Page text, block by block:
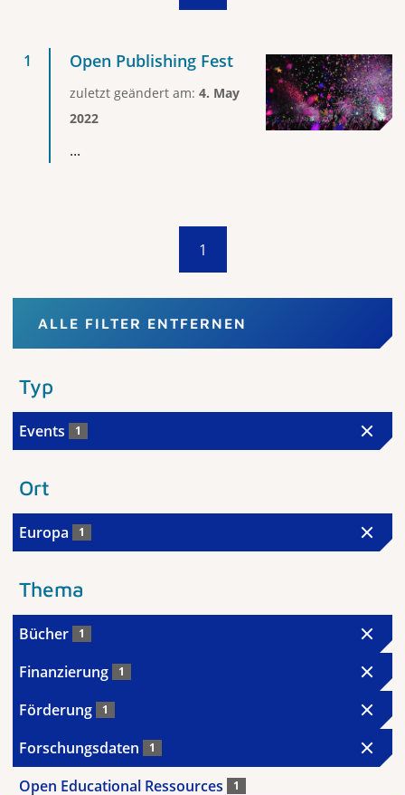
Open Publishing Fest
zuletzt geändert am: 4. May
2022
...
1
ALLE FILTER ENTFERNEN
Typ
Events 1
Ort
Europa 1
Thema
Bücher 1
Finanzierung 1
Förderung 1
Forschungsdaten 1
Open Educational Ressources 1